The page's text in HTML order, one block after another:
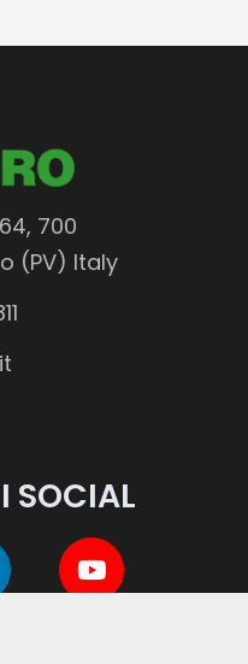
più
opzioni
possono
essere
scelte
700
(PV) Italy
SOCIAL